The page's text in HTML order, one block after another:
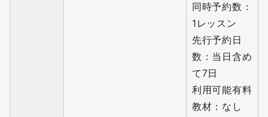
同時予約数：
1レッスン
先行予約日
数：当⽇含め
て7⽇
利用可能有料
教材：なし